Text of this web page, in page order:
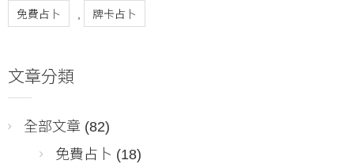
免費占卜 牌卡占卜
文章分類
全部文章 (82)
免費占卜 (18)